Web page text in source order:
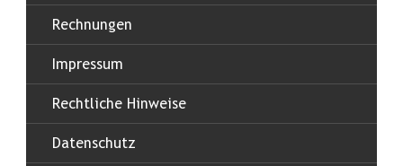
Rechnungen
Impressum
Rechtliche Hinweise
Datenschutz